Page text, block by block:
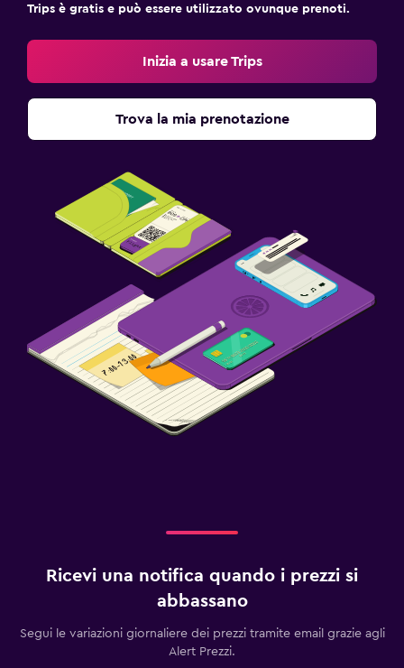
Trips è gratis e può essere utilizzato ovunque prenoti.
Inizia a usare Trips
Trova la mia prenotazione
Ricevi una notifica quando i prezzi si
abbassano
Segui le variazioni giornaliere dei prezzi tramite email grazie agli
Alert Prezzi.